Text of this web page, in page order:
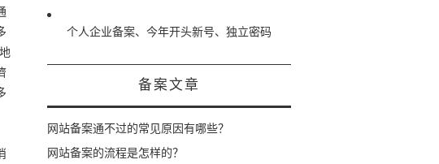
个人企业备案、今年开头新号、独立密码
备案文章
网站备案通不过的常见原因有哪些？
网站备案的流程是怎样的？